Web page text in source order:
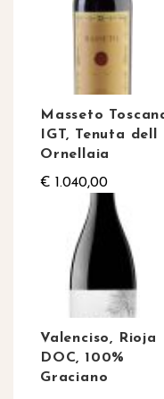
Masseto
IGT, Tenuta dell
Ornellaia
€ 1.040,00
Valenciso, Rioja
DOC, 100%
Graciano